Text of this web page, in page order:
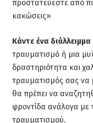
προστατεύεστε από
κακώσεις»
Κάντε ένα διάλλειμμα
τραυματισμό ή μια
δραστηριότητα και
τραυματισμός σας να
θα πρέπει να
φροντίδα ανάλογα με
τραυματισμού.